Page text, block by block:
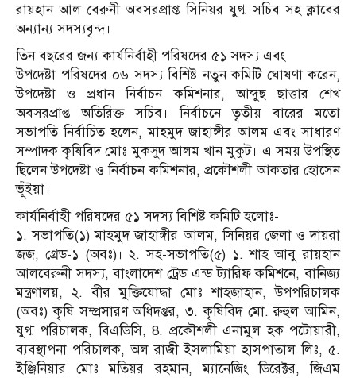
রায়হান আল বেরুনী অবসরপ্রাপ্ত সিনিয়র যুগ্ম সচিব সহ ক্লাবের
অন্যান্য সদস্যবৃন্দ।
তিন বছরের জন্য কার্যনির্বাহী পরিষদের ৫১ সদস্য এবং
উপদেষ্টা পরিষদের ০৬ সদস্য বিশিষ্ট নতুন কমিটি ঘোষণা করেন,
উপদেষ্টা ও প্রধান নির্বাচন কমিশনার, আব্দুছ ছাত্তার শেখ
অবসরপ্রাপ্ত অতিরিক্ত সচিব। নির্বাচনে তৃতীয় বারের মতো
সভাপতি নির্বাচিত হলেন, মাহমুদ জাহাঙ্গীর আলম এবং সাধারণ
সম্পাদক কৃষিবিদ মোঃ মুকসুদ আলম খান মুকুট। এ সময় উপস্থিত
ছিলেন উপদেষ্টা ও নির্বাচন কমিশনার, প্রকৌশলী আকতার হোসেন
ভূঁইয়া।
কার্যনির্বাহী পরিষদের ৫১ সদস্য বিশিষ্ট কমিটি হলোঃ-
১. সভাপতি(১) মাহমুদ জাহাঙ্গীর আলম, সিনিয়র জেলা ও দায়রা
জজ, গ্রেড-১ (অবঃ)। ২. সহ-সভাপতি(৫) ১. শাহ আবু রায়হান
আলবেরুনী সদস্য, বাংলাদেশ ট্রেড এন্ড ট্যারিফ কমিশনে, বানিজ্য
মন্ত্রণালয়, ২. বীর মুক্তিযোদ্ধা মোঃ শাহজাহান, উপপরিচালক
(অবঃ) কৃষি সম্প্রসারণ অধিদপ্তর, ৩. কৃষিবিদ মো. রুহুল আমিন,
যুগ্ম পরিচালক, বিএডিসি, 8. প্রকৌশলী এনামুল হক পটোয়ারী,
ব্যবস্থাপনা পরিচালক, অল রাজী ইসলামিয়া হাসপাতাল লিঃ, ৫.
ইঞ্জিনিয়ার মোঃ মতিয়র রহমান, ম্যানেজিং ডিরেক্টর, জিএম